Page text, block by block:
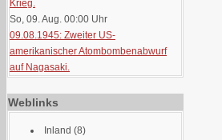
Krieg.
So, 09. Aug. 00:00 Uhr
09.08.1945: Zweiter US-
amerikanischer Atombombenabwurf
auf Nagasaki.
Weblinks
Inland (8)